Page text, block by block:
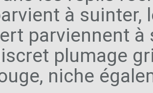
à suinter,
parviennent à
plumage
niche